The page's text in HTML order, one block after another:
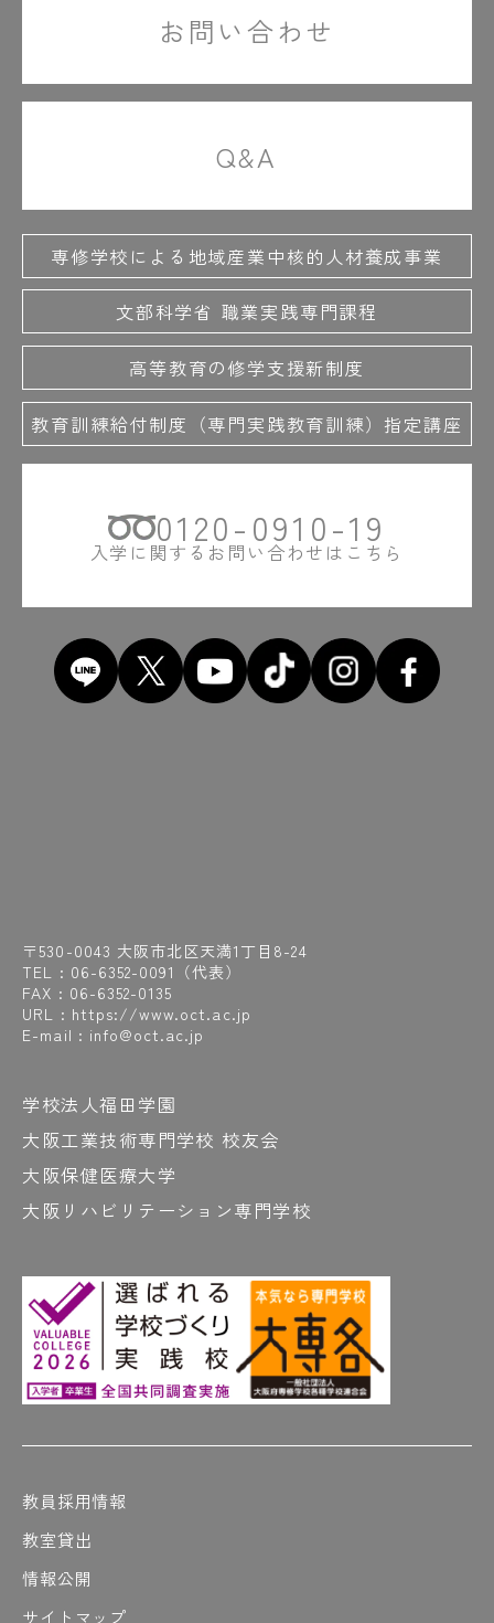
〒530-0043 大阪市北区天満1丁目8-24
TEL : 06-6352-0091 （代表）
FAX : 06-6352-0135
URL : https://www.oct.ac.jp
E-mail : info@oct.ac.jp
0120-0910-19
入学に関するお問い合わせはこちら
学校法人福田学園
大阪工業技術専門学校 校友会
大阪保健医療大学
大阪リハビリテーション専門学校
お問い合わせ
Q&A
専修学校による地域産業中核的人材養成事業
文部科学省 職業実践専門課程
高等教育の修学支援新制度
教育訓練給付制度（専門実践教育訓練）指定講座
教員採用情報
教室貸出
情報公開
サイトマップ